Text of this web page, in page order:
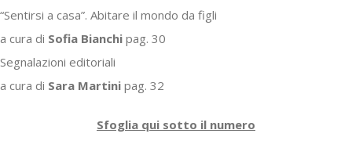
“Sentirsi a casa”. Abitare il mondo da figli
a cura di Sofia Bianchi pag. 30
Segnalazioni editoriali
a cura di Sara Martini pag. 32
Sfoglia qui sotto il numero